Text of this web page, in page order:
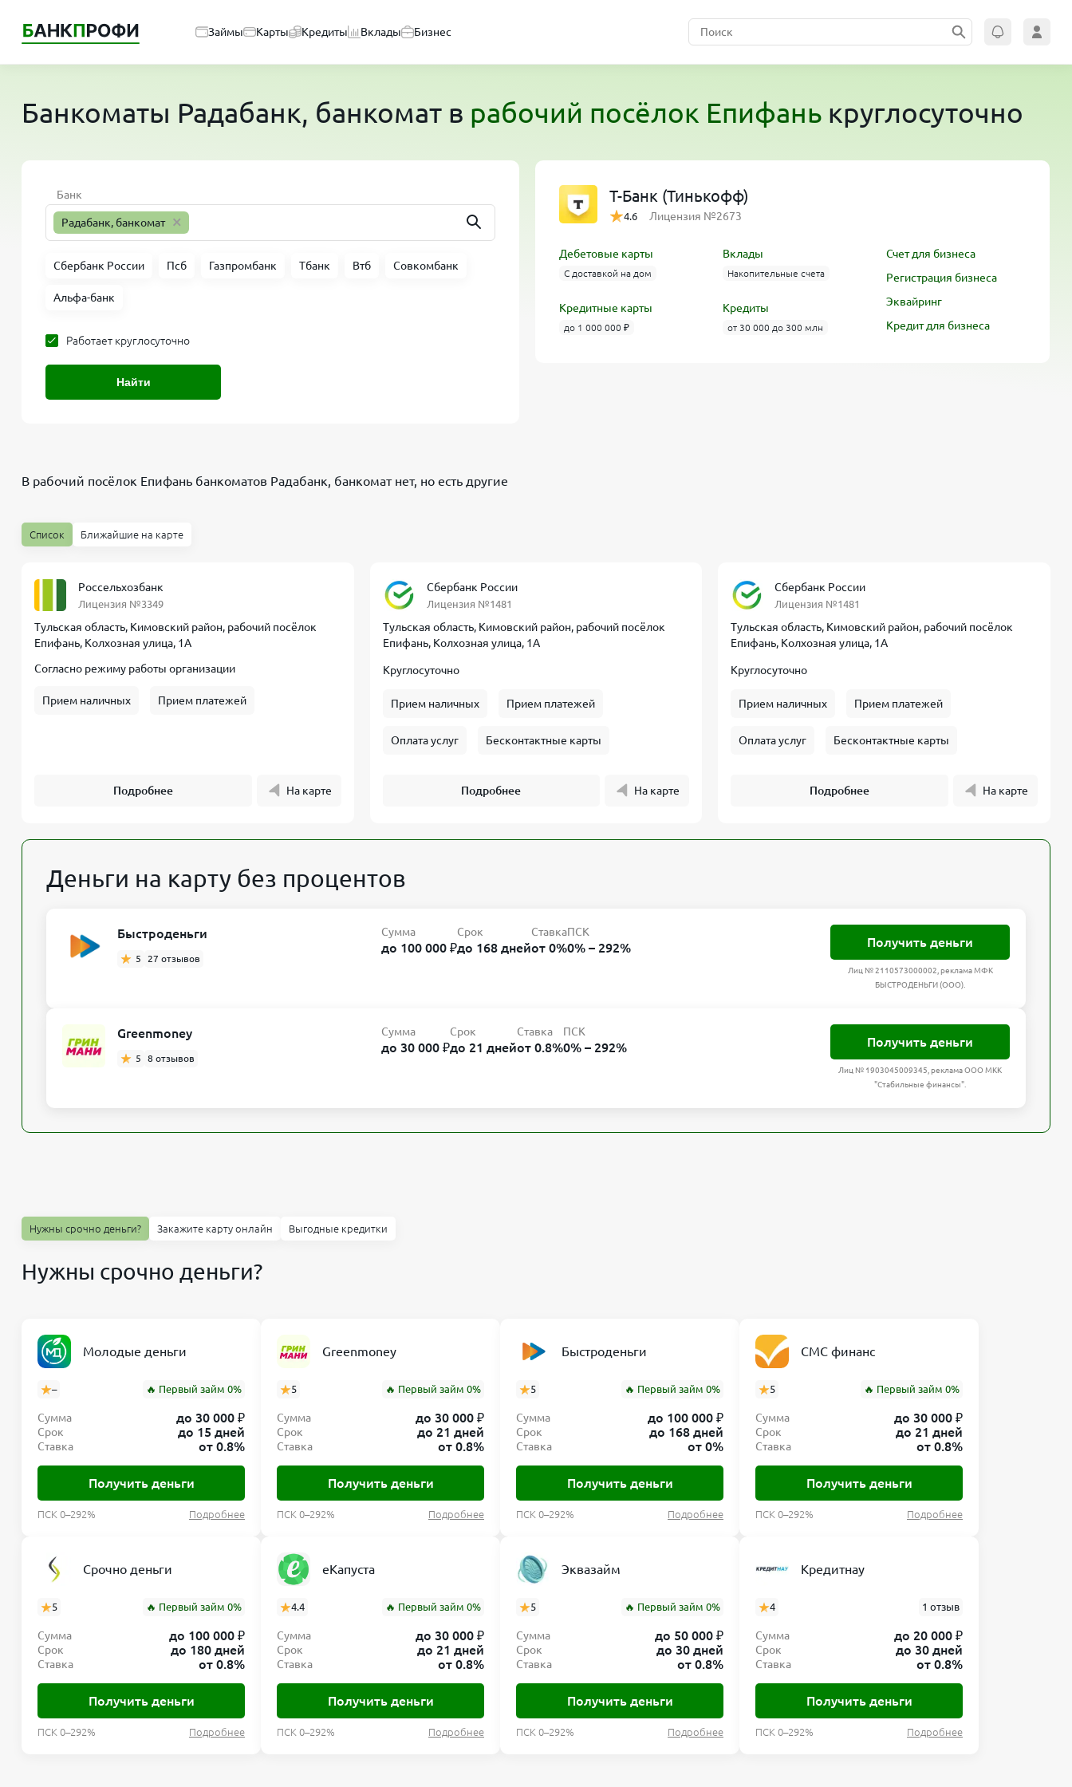
Займы Карты Кредиты Вклады Бизнес
Банкоматы Радабанк, банкомат в рабочий посёлок Епифань круглосуточно
Банк
Радабанк, банкомат ×
Сбербанк России Псб Газпромбанк Тбанк Втб Совкомбанк
Альфа-банк
Работает круглосуточно
Найти
Т-Банк (Тинькофф)
4.6 Лицензия №2673
Дебетовые карты
С доставкой на дом
Кредитные карты
до 1 000 000 ₽
Вклады
Накопительные счета
Кредиты
от 30 000 до 300 млн
Счет для бизнеса
Регистрация бизнеса
Эквайринг
Кредит для бизнеса
В рабочий посёлок Епифань банкоматов Радабанк, банкоматнет, но есть другие
Список Ближайшие на карте
Россельхозбанк
Лицензия №3349
Тульская область, Кимовский район, рабочий посёлок
Епифань, Колхозная улица, 1А
Согласно режиму работы организации
Прием наличных Прием платежей
Подробнее На карте
Сбербанк России
Лицензия №1481
Тульская область, Кимовский район, рабочий посёлок
Епифань, Колхозная улица, 1А
Круглосуточно
Прием наличных Прием платежей
Оплата услуг Бесконтактные карты
Подробнее На карте
Сбербанк России
Лицензия №1481
Тульская область, Кимовский район, рабочий посёлок
Епифань, Колхозная улица, 1А
Круглосуточно
Прием наличных Прием платежей
Оплата услуг Бесконтактные карты
Подробнее На карте
Деньги на карту без процентов
Быстроденьги
5 27 отзывов
Сумма
до 100 000 ₽
Срок
до 168 дней
Ставка
от 0%
ПСК
0% – 292% Получить деньги
Лиц № 2110573000002, реклама МФК
БЫСТРОДЕНЬГИ (ООО).
Greenmoney
5 8 отзывов
Сумма
до 30 000 ₽
Срок
до 21 дней
Ставка
от 0.8%
ПСК
0% – 292% Получить деньги
Лиц № 1903045009345, реклама ООО МКК
"Стабильные финансы".
Нужны срочно деньги? Закажите карту онлайн Выгодные кредитки
Нужны срочно деньги?
Молодые деньги
– 🔥 Первый займ 0%
Сумма до 30 000 ₽
Срок до 15 дней
Ставка от 0.8%
Получить деньги
ПСК 0–292% Подробнее
Greenmoney
5 🔥 Первый займ 0%
Сумма до 30 000 ₽
Срок до 21 дней
Ставка от 0.8%
Получить деньги
ПСК 0–292% Подробнее
Быстроденьги
5 🔥 Первый займ 0%
Сумма до 100 000 ₽
Срок до 168 дней
Ставка от 0%
Получить деньги
ПСК 0–292% Подробнее
СМС финанс
5 🔥 Первый займ 0%
Сумма до 30 000 ₽
Срок до 21 дней
Ставка от 0.8%
Получить деньги
ПСК 0–292% Подробнее
Срочно деньги
5 🔥 Первый займ 0%
Сумма до 100 000 ₽
Срок до 180 дней
Ставка от 0.8%
Получить деньги
ПСК 0–292% Подробнее
еКапуста
4.4 🔥 Первый займ 0%
Сумма до 30 000 ₽
Срок до 21 дней
Ставка от 0.8%
Получить деньги
ПСК 0–292% Подробнее
Эквазайм
5 🔥 Первый займ 0%
Сумма до 50 000 ₽
Срок до 30 дней
Ставка от 0.8%
Получить деньги
ПСК 0–292% Подробнее
Кредитнау
4 1 отзыв
Сумма до 20 000 ₽
Срок до 30 дней
Ставка от 0.8%
Получить деньги
ПСК 0–292% Подробнее